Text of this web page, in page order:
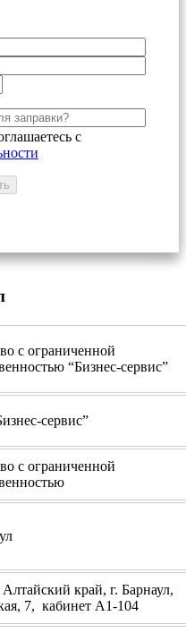
с
с ограниченной
“Бизнес-сервис”
сервис”
с ограниченной
край, г. Барнаул,
7, кабинет А1-104